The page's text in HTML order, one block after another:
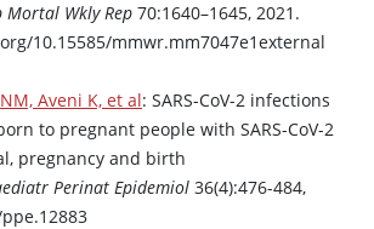
Mortal Wkly Rep 70:1640–1645, 2021.
10.15585/mmwr.mm7047e1external
Aveni K, et al: SARS-CoV-2 infections
to pregnant people with SARS-CoV-2
pregnancy and birth
Perinat Epidemiol 36(4):476-484,